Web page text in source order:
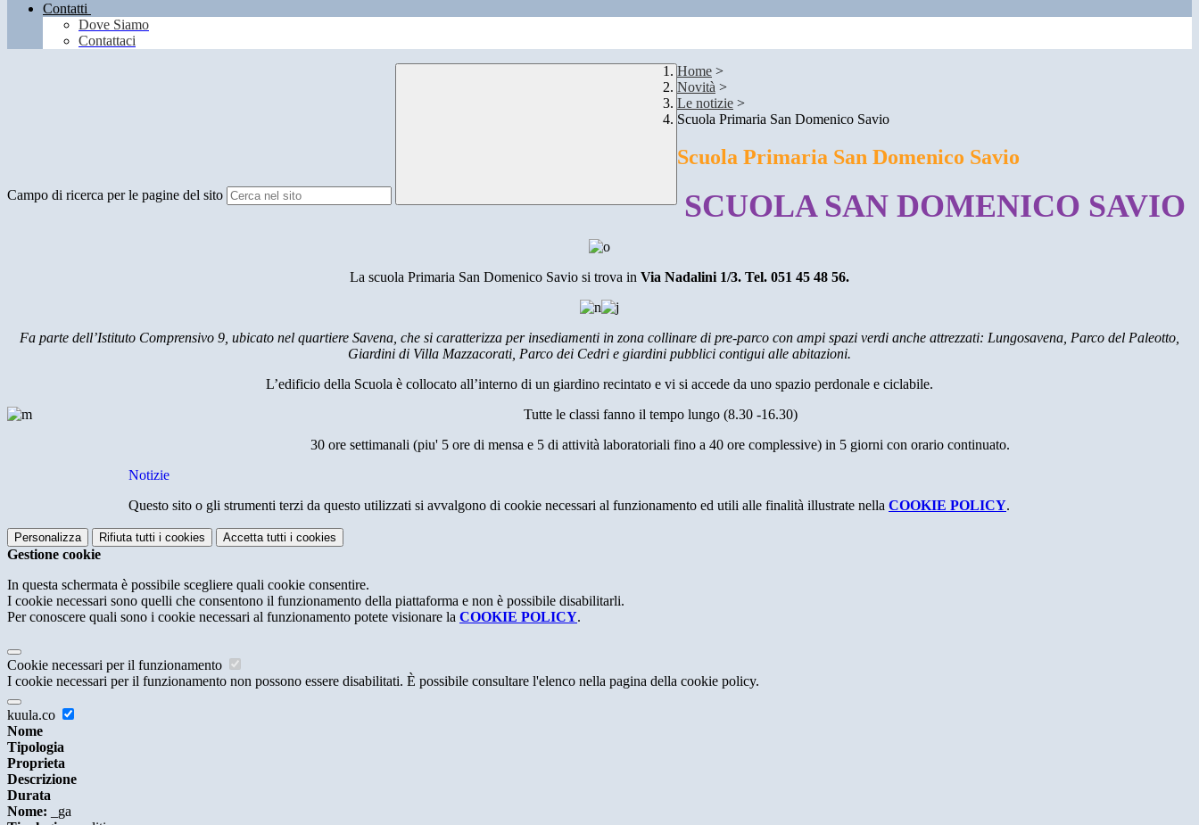
Contatti
Dove Siamo
Contattaci
Campo di ricerca per le pagine del sito
Home >
Novità >
Le notizie >
Scuola Primaria San Domenico Savio
Scuola Primaria San Domenico Savio
SCUOLA SAN DOMENICO SAVIO
La scuola Primaria San Domenico Savio si trova in Via Nadalini 1/3. Tel. 051 45 48 56.
Fa parte dell’Istituto Comprensivo 9, ubicato nel quartiere Savena, che si caratterizza per insediamenti in zona collinare di pre-parco con ampi spazi verdi anche attrezzati: Lungosavena, Parco del Paleotto,
Giardini di Villa Mazzacorati, Parco dei Cedri e giardini pubblici contigui alle abitazioni.
L’edificio della Scuola è collocato all’interno di un giardino recintato e vi si accede da uno spazio perdonale e ciclabile.
Tutte le classi fanno il tempo lungo (8.30 -16.30)
30 ore settimanali (piu' 5 ore di mensa e 5 di attività laboratoriali fino a 40 ore complessive) in 5 giorni con orario continuato.
Notizie
Questo sito o gli strumenti terzi da questo utilizzati si avvalgono di cookie necessari al funzionamento ed utili alle finalità illustrate nella COOKIE POLICY.
Personalizza Rifiuta tutti i cookies Accetta tutti i cookies
Gestione cookie
In questa schermata è possibile scegliere quali cookie consentire.
I cookie necessari sono quelli che consentono il funzionamento della piattaforma e non è possibile disabilitarli.
Per conoscere quali sono i cookie necessari al funzionamento potete visionare la COOKIE POLICY.
Cookie necessari per il funzionamento
I cookie necessari per il funzionamento non possono essere disabilitati. È possibile consultare l'elenco nella pagina della cookie policy.
kuula.co
Nome
Tipologia
Proprieta
Descrizione
Durata
Nome: _ga